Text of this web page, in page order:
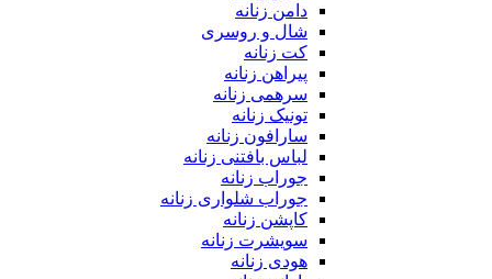
دامن زنانه
شال و روسری
کت زنانه
پیراهن زنانه
سرهمی زنانه
تونیک زنانه
سارافون زنانه
لباس بافتنی زنانه
جوراب زنانه
جوراب شلواری زنانه
کاپشن زنانه
سویشرت زنانه
هودی زنانه